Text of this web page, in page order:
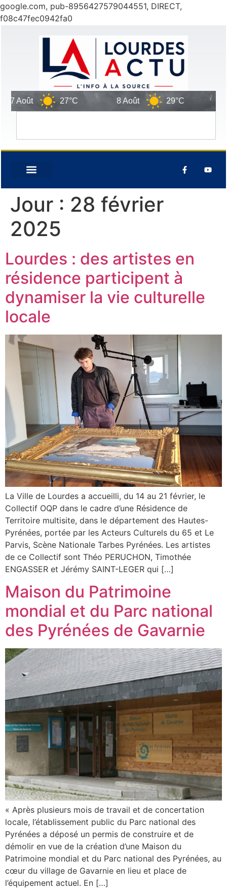
google.com, pub-8956427579044551, DIRECT,
f08c47fec0942fa0
Août 27°C 8 Août 29°C 9
Jour : 28 février
2025
Lourdes : des artistes en
résidence participent à
dynamiser la vie culturelle
locale
La Ville de Lourdes a accueilli, du 14 au 21 février, le
Collectif OQP dans le cadre d’une Résidence de
Territoire multisite, dans le département des Hautes-
Pyrénées, portée par les Acteurs Culturels du 65 et Le
Parvis, Scène Nationale Tarbes Pyrénées. Les artistes
de ce Collectif sont Théo PERUCHON, Timothée
ENGASSER et Jérémy SAINT-LEGER qui […]
Maison du Patrimoine
mondial et du Parc national
des Pyrénées de Gavarnie
« Après plusieurs mois de travail et de concertation
locale, l’établissement public du Parc national des
Pyrénées a déposé un permis de construire et de
démolir en vue de la création d’une Maison du
Patrimoine mondial et du Parc national des Pyrénées, au
cœur du village de Gavarnie en lieu et place de
l’équipement actuel. En […]